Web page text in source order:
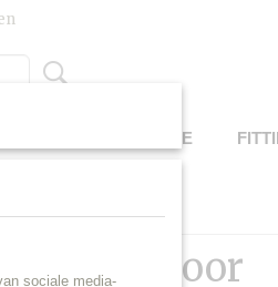
INBOUWSERVICE
voor
sociale media-